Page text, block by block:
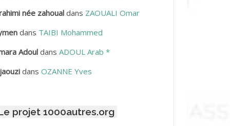
Mohamed Hamoud*
Mohamed *
Ahmed
née zahoualdans ZAOUALI Omar
dans TAIBI Mohammed
Adouldans ADOUL Arab *
dans OZANNE Yves
projet 1000autres.org